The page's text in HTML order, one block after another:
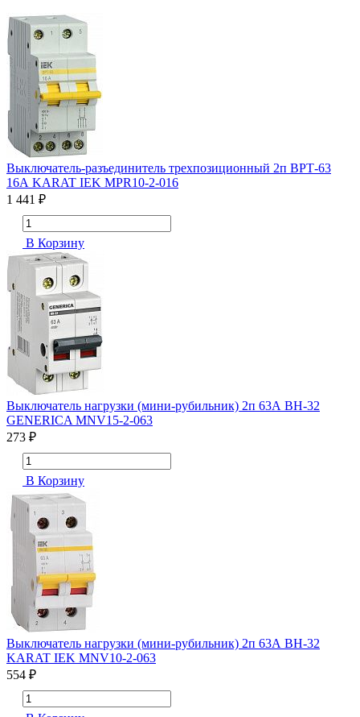
Выключатель-разъединитель трехпозиционный 2п ВРТ-63
16А KARAT IEK MPR10-2-016
1 441 ₽
В Корзину
Выключатель нагрузки (мини-рубильник) 2п 63А ВН-32
GENERICA MNV15-2-063
273 ₽
В Корзину
Выключатель нагрузки (мини-рубильник) 2п 63А ВН-32
KARAT IEK MNV10-2-063
554 ₽